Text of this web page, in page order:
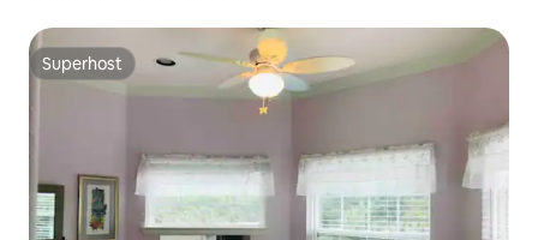
Superhost
Superhost